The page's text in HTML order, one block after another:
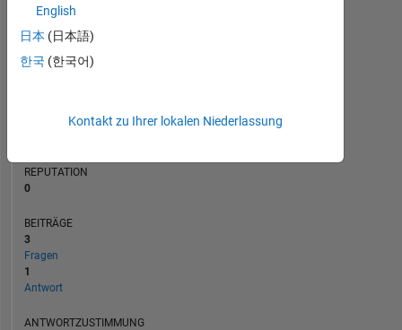
REPUTATION
0
BEITRÄGE
3
Fragen
1
Antwort
ANTWORTZUSTIMMUNG
English
日本 (日本語)
한국 (한국어)
Kontakt zu Ihrer lokalen Niederlassung